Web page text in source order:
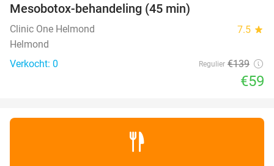
TODAY
Mesobotox-behandeling (45 min)
Clinic One Helmond 7.5 star
Helmond
Verkocht: 0
Regulier €139
€59